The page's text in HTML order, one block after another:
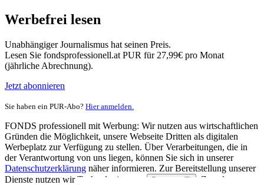
Werbefrei lesen
Unabhängiger Journalismus hat seinen Preis.
Lesen Sie fondsprofessionell.at PUR für 27,99€ pro Monat
(jährliche Abrechnung).
Jetzt abonnieren
Sie haben ein PUR-Abo? Hier anmelden.
FONDS professionell mit Werbung: Wir nutzen aus wirtschaftlichen
Gründen die Möglichkeit, unsere Webseite Dritten als digitalen
Werbeplatz zur Verfügung zu stellen. Über Verarbeitungen, die in
der Verantwortung von uns liegen, können Sie sich in unserer
Datenschutzerklärung näher informieren. Zur Bereitstellung unserer
Dienste nutzen wir Technologien von
Partnern (5)
. Zwecke: